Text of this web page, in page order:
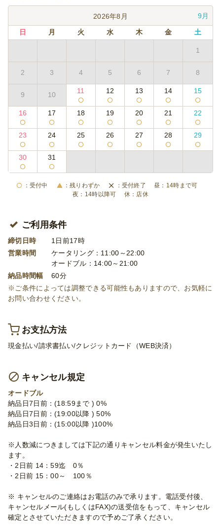
2026年8月 9月
日 月 火 水 木 金 土
1
2 3 4 5 6 7 8
9 10 11 12 13 14 15
16 17 18 19 20 21 22
23 24 25 26 27 28 29
30 31
受付中 残りわずか 受付終了
14時まで可
14時以降可
店休
ご利用条件
締切日時
1日前17時
営業時間
ケータリング：11:00～22:00
オードブル：14:00～21:00
納品時間幅
60分
※ご条件によっては調整できる可能性もありますので、お気軽に
お問い合わせください。
お支払方法
現金払い/請求書払い/クレジットカード（WEB決済）
キャンセル規定
オードブル
納品日7日前：(18:59まで ) 0%
納品日7日前：(19:00以降 ) 50%
納品日3日前：(15:00以降 )100%
※人数減につきましては下記の通りキャンセル料金が発生いたし
ます。
・2日前 14：59迄 0％
・2日前 15：00～ 100％
※ キャンセルのご連絡はお電話のみで承ります。電話受付後、
キャンセルメール(もしくはFAX)の送受信をもって、キャンセル
確定とさせていただきますので予めご了承ください。